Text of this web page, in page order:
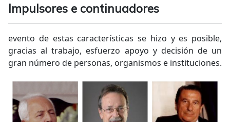
Impulsores e continuadores
evento de estas características se hizo y es posible,
gracias al trabajo, esfuerzo apoyo y decisión de un
gran número de personas, organismos e instituciones.